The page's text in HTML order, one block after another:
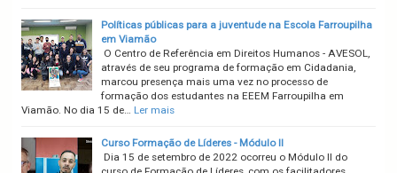
Políticas públicas para a juventude na Escola Farroupilha
em Viamão
O Centro de Referência em Direitos Humanos - AVESOL,
através de seu programa de formação em Cidadania,
marcou presença mais uma vez no processo de
formação dos estudantes na EEEM Farroupilha em
Viamão. No dia 15 de… Ler mais
Curso Formação de Líderes - Módulo II
Dia 15 de setembro de 2022 ocorreu o Módulo II do